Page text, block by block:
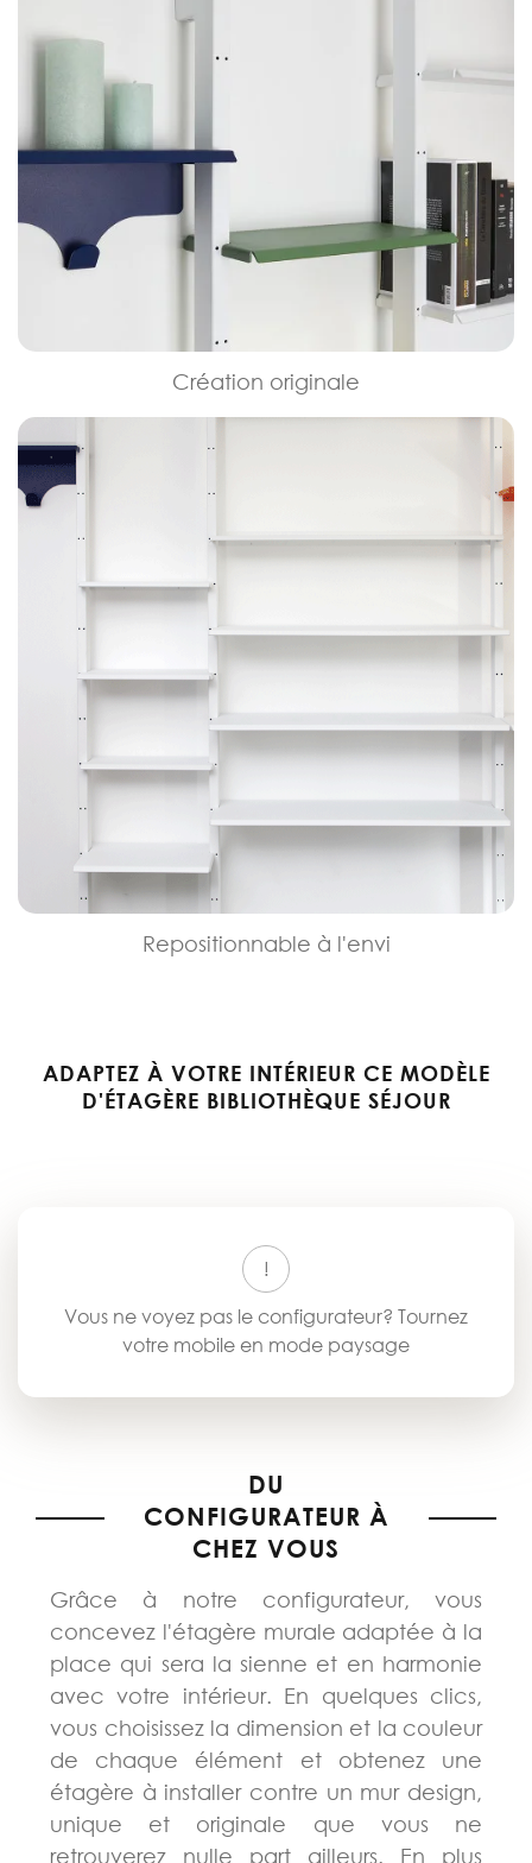
Création originale
Repositionnable à l'envi
ADAPTEZ À VOTRE INTÉRIEUR CE MODÈLE
D'ÉTAGÈRE BIBLIOTHÈQUE SÉJOUR
Vous ne voyez pas le configurateur? Tournez
votre mobile en mode paysage
DU
CONFIGURATEUR À
CHEZ VOUS
Grâce à notre configurateur, vous
concevez l'étagère murale adaptée à la
place qui sera la sienne et en harmonie
avec votre intérieur. En quelques clics,
vous choisissez la dimension et la couleur
de chaque élément et obtenez une
étagère à installer contre un mur design,
unique et originale que vous ne
retrouverez nulle part ailleurs. En plus